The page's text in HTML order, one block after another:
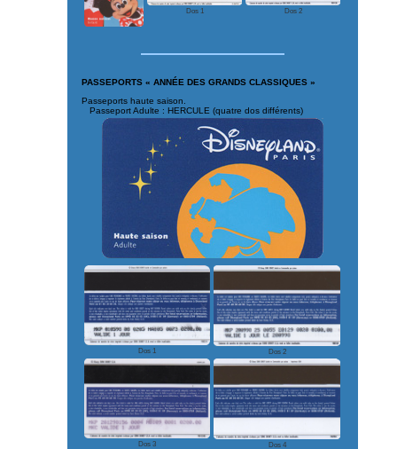
Dos 1 Dos 2
PASSEPORTS « ANNÉE DES GRANDS CLASSIQUES »
Passeports haute saison.
Passeport Adulte : HERCULE (quatre dos différents)
Dos 1 Dos 2
Dos 3 Dos 4